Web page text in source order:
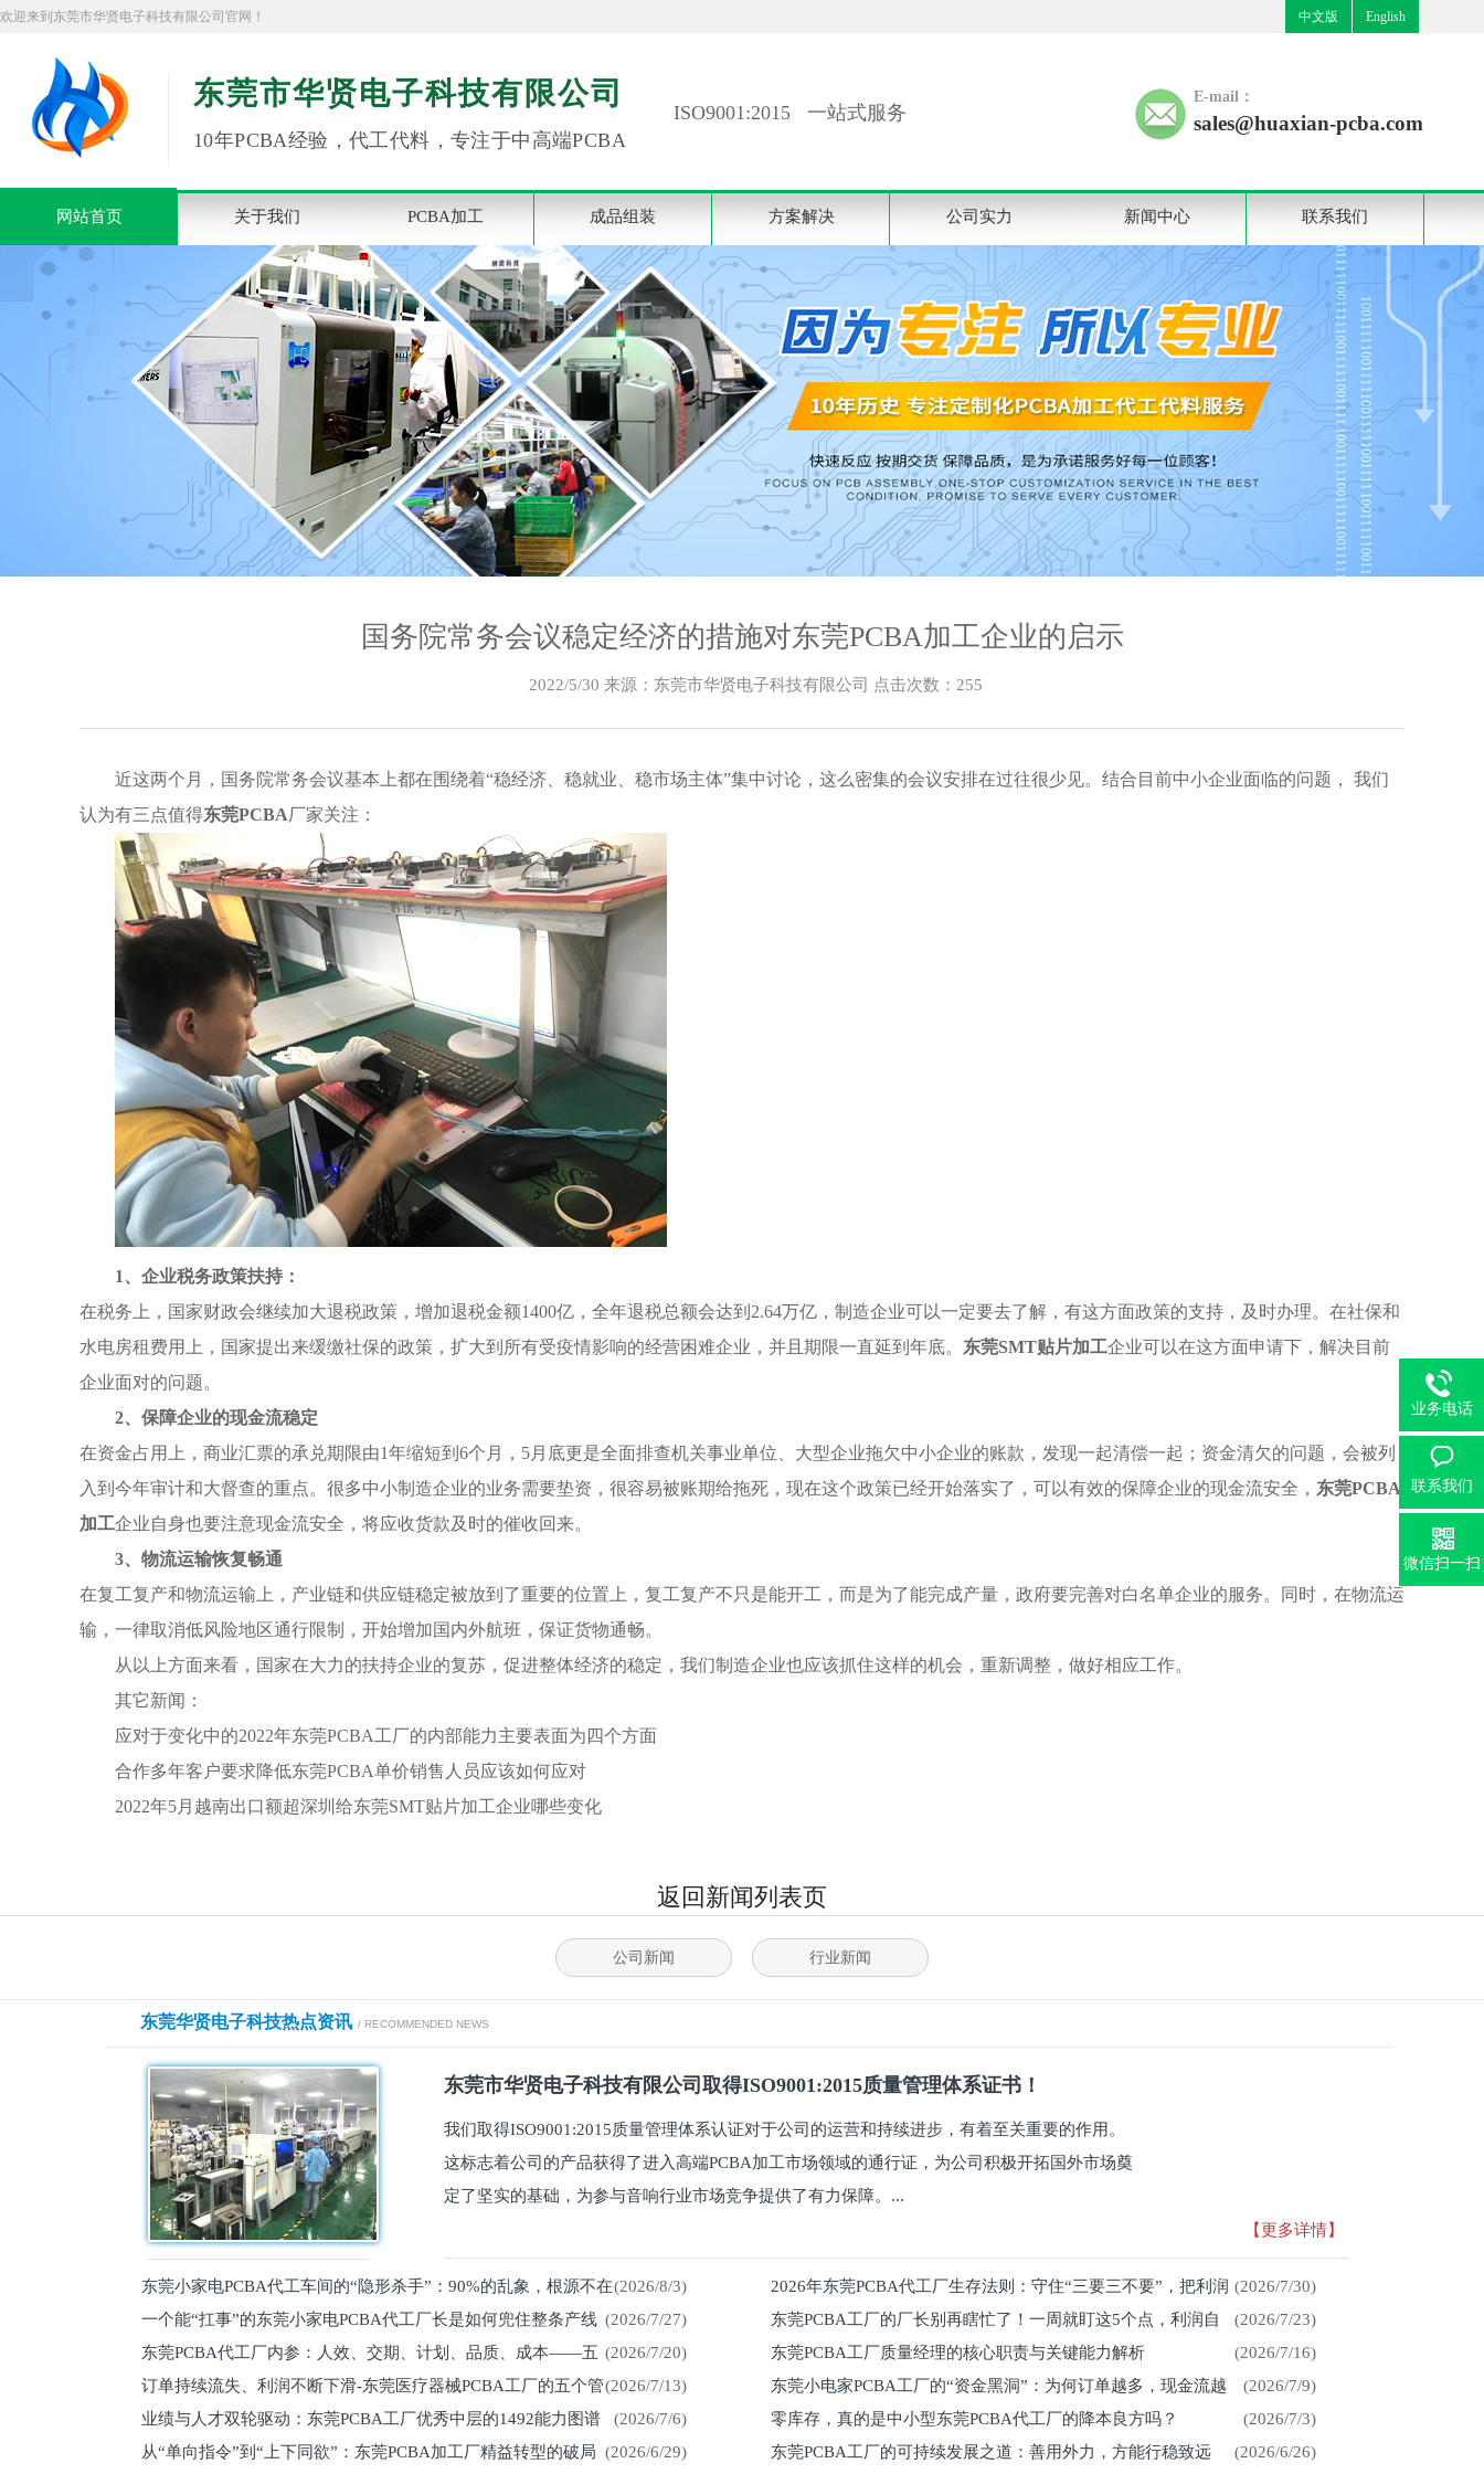
欢迎来到东莞市华贤电子科技有限公司官网！ 中文版 English
东莞市华贤电子科技有限公司
10年PCBA经验，代工代料，专注于中高端PCBA
ISO9001:2015 一站式服务
E-mail：
sales@huaxian-pcba.com
网站首页 关于我们 PCBA加工 成品组装 方案解决 公司实力 新闻中心 联系我们
国务院常务会议稳定经济的措施对东莞PCBA加工企业的启示
2022/5/30 来源：东莞市华贤电子科技有限公司 点击次数： 255
近这两个月，国务院常务会议基本上都在围绕着“稳经济、稳就业、稳市场主体”集中讨论，这么密集的会议安排在过往很少见。结合目前中小企业面临的问题， 我们
认为有三点值得东莞PCBA厂家关注：
1、企业税务政策扶持：
在税务上，国家财政会继续加大退税政策，增加退税金额1400亿，全年退税总额会达到2.64万亿，制造企业可以一定要去了解，有这方面政策的支持，及时办理。在社保和
水电房租费用上，国家提出来缓缴社保的政策，扩大到所有受疫情影响的经营困难企业，并且期限一直延到年底。 东莞SMT贴片加工企业可以在这方面申请下，解决目前
企业面对的问题。
2、保障企业的现金流稳定
在资金占用上，商业汇票的承兑期限由1年缩短到6个月，5月底更是全面排查机关事业单位、大型企业拖欠中小企业的账款，发现一起清偿一起；资金清欠的问题，会被列
入到今年审计和大督查的重点。很多中小制造企业的业务需要垫资，很容易被账期给拖死，现在这个政策已经开始落实了，可以有效的保障企业的现金流安全， 东莞PCBA
加工企业自身也要注意现金流安全，将应收货款及时的催收回来。
3、物流运输恢复畅通
在复工复产和物流运输上，产业链和供应链稳定被放到了重要的位置上，复工复产不只是能开工，而是为了能完成产量，政府要完善对白名单企业的服务。同时，在物流运
输，一律取消低风险地区通行限制，开始增加国内外航班，保证货物通畅。
从以上方面来看，国家在大力的扶持企业的复苏，促进整体经济的稳定，我们制造企业也应该抓住这样的机会，重新调整，做好相应工作。
其它新闻：
应对于变化中的2022年东莞PCBA工厂的内部能力主要表面为四个方面
合作多年客户要求降低东莞PCBA单价销售人员应该如何应对
2022年5月越南出口额超深圳给东莞SMT贴片加工企业哪些变化
返回新闻列表页
公司新闻 行业新闻
东莞华贤电子科技热点资讯 / RECOMMENDED NEWS
东莞市华贤电子科技有限公司取得ISO9001:2015质量管理体系证书！
我们取得ISO9001:2015质量管理体系认证对于公司的运营和持续进步，有着至关重要的作用。
这标志着公司的产品获得了进入高端PCBA加工市场领域的通行证，为公司积极开拓国外市场奠
定了坚实的基础，为参与音响行业市场竞争提供了有力保障。...
【更多详情】
(2026/8/3)
东莞小家电PCBA代工车间的“隐形杀手”：90%的乱象，根源不在
员工
(2026/7/30)
2026年东莞PCBA代工厂生存法则：守住“三要三不要”，把利润
留在车间
(2026/7/27)
一个能“扛事”的东莞小家电PCBA代工厂长是如何兜住整条产线
(2026/7/23)
东莞PCBA工厂的厂长别再瞎忙了！一周就盯这5个点，利润自
然来
(2026/7/20)
东莞PCBA代工厂内参：人效、交期、计划、品质、成本——五
维锁客法则
(2026/7/16)
东莞PCBA工厂质量经理的核心职责与关键能力解析
(2026/7/13)
订单持续流失、利润不断下滑-东莞医疗器械PCBA工厂的五个管
理死穴必须堵住
(2026/7/9)
东莞小电家PCBA工厂的“资金黑洞”：为何订单越多，现金流越
紧？
(2026/7/6)
业绩与人才双轮驱动：东莞PCBA工厂优秀中层的1492能力图谱 (2026/7/3)
零库存，真的是中小型东莞PCBA代工厂的降本良方吗？
(2026/6/29)
从“单向指令”到“上下同欲”：东莞PCBA加工厂精益转型的破局 (2026/6/26)
东莞PCBA工厂的可持续发展之道：善用外力，方能行稳致远
业务电话
联系我们
微信扫一扫